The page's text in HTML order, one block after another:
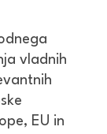
vladnih
EU in